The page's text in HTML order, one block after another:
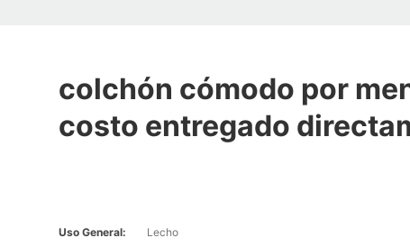
colchón cómodo por
costo entregado
Uso General:
Lecho